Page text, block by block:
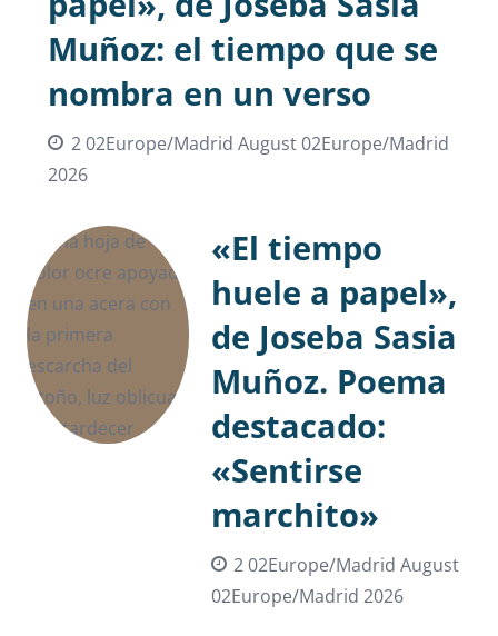
Muñoz: el tiempo que se
nombra en un verso
2 02Europe/Madrid August 02Europe/Madrid
2026
«El tiempo
huele a papel»,
de Joseba Sasia
Muñoz. Poema
destacado:
«Sentirse
marchito»
2 02Europe/Madrid August
02Europe/Madrid 2026